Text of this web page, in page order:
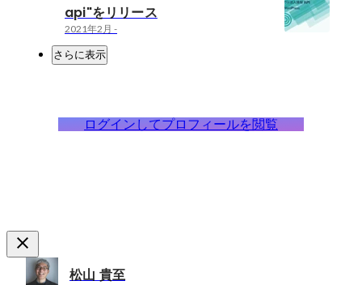
api"をリリース
2021年2月 -
さらに表示
ログインしてプロフィールを閲覧
松山 貴至